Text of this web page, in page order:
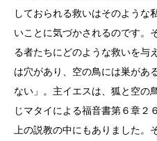
しておられる救いはそのような
いことに気づかされるのです。
る者たちにどのような救いを与
は穴があり、空の鳥には巣があ
ない」。主イエスは、狐と空の
じマタイによる福音書第６章２
上の説教の中にもありました。